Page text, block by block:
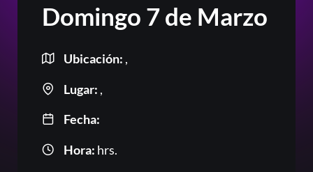
Domingo 7 de Marzo
Ubicación: ,
Lugar: ,
Fecha:
Hora: hrs.